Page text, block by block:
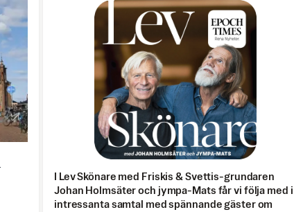
I Lev Skönare med Friskis & Svettis-grundaren
Johan Holmsäter och jympa-Mats får vi följa med i
intressanta samtal med spännande gäster om